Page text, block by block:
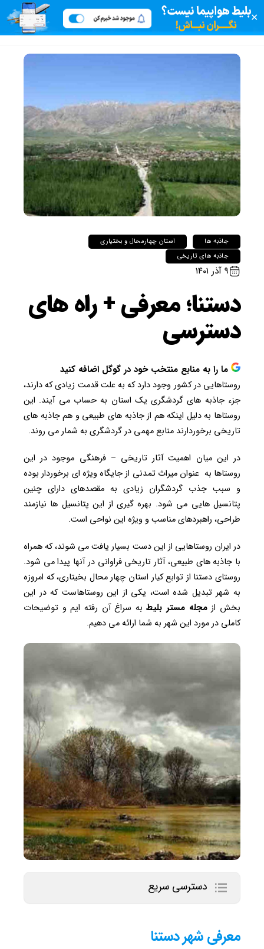
✕
جاذبه ها
استان چهارمحال و بختیاری
جاذبه های تاریخی
۹ آذر ۱۴۰۱
دستنا؛ معرفی + راه های
دسترسی
ما را به منابع منتخب خود در گوگل اضافه کنید
روستاهایی در کشور وجود دارد که به علت قدمت زیادی که دارند،
جزء جاذبه های گردشگری یک استان به حساب می آیند. این
روستاها به دلیل اینکه هم از جاذبه های طبیعی و هم جاذبه های
تاریخی برخوردارند منابع مهمی در گردشگری به شمار می روند.
در این میان اهمیت آثار تاریخی – فرهنگی موجود در این
روستاها به عنوان میراث تمدنی از جایگاه ویژه ای برخوردار بوده
و سبب جذب گردشگران زیادی به مقصدهای دارای چنین
پتانسیل هایی می شود. بهره گیری از این پتانسیل ها نیازمند
طراحی، راهبردهای مناسب و ویژه این نواحی است.
در ایران روستاهایی از این دست بسیار یافت می شوند، که همراه
با جاذبه های طبیعی، آثار تاریخی فراوانی در آنها پیدا می شود.
روستای دستنا از توابع کیار استان چهار محال بخیتاری، که امروزه
به شهر تبدیل شده است، یکی از این روستاهاست که در این
بخش ازمجله مستر بلیطبه سراغ آن رفته ایم و توضیحات
کاملی در مورد این شهر به شما ارائه می دهیم.
دسترسی سریع
معرفی شهر دستنا